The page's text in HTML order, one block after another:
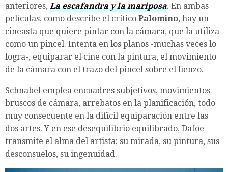
anteriores, La escafandra y la mariposa. En ambas
películas, como describe el crítico Palomino, hay un
cineasta que quiere pintar con la cámara, que la utiliza
como un pincel. Intenta en los planos -muchas veces lo
logra-, equiparar el cine con la pintura, el movimiento
de la cámara con el trazo del pincel sobre el lienzo.
Schnabel emplea encuadres subjetivos, movimientos
bruscos de cámara, arrebatos en la planificación, todo
muy consecuente en la difícil equiparación entre las
dos artes. Y en ese desequilibrio equilibrado, Dafoe
transmite el alma del artista: su mirada, su pintura, sus
desconsuelos, su ingenuidad.